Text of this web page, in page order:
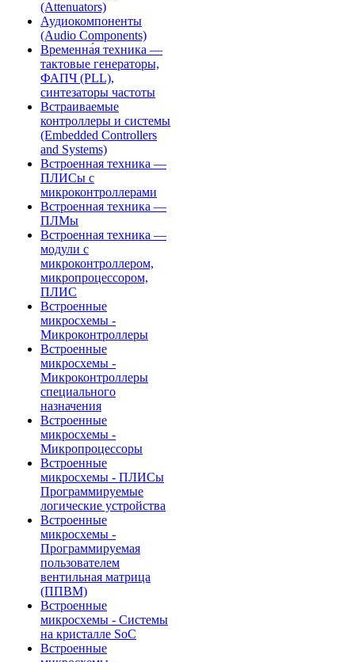
(Attenuators)
Аудиокомпоненты
(Audio Components)
Временна́я техника —
тактовые генераторы,
ФАПЧ (PLL),
синтезаторы частоты
Встраиваемые
контроллеры и системы
(Embedded Controllers
and Systems)
Встроенная техника —
ПЛИСы с
микроконтроллерами
Встроенная техника —
ПЛМы
Встроенная техника —
модули с
микроконтроллером,
микропроцессором,
ПЛИС
Встроенные
микросхемы -
Микроконтроллеры
Встроенные
микросхемы -
Микроконтроллеры
специального
назначения
Встроенные
микросхемы -
Микропроцессоры
Встроенные
микросхемы - ПЛИСы
Программируемые
логические устройства
Встроенные
микросхемы -
Программируемая
пользователем
вентильная матрица
(ППВМ)
Встроенные
микросхемы - Системы
на кристалле SoC
Встроенные